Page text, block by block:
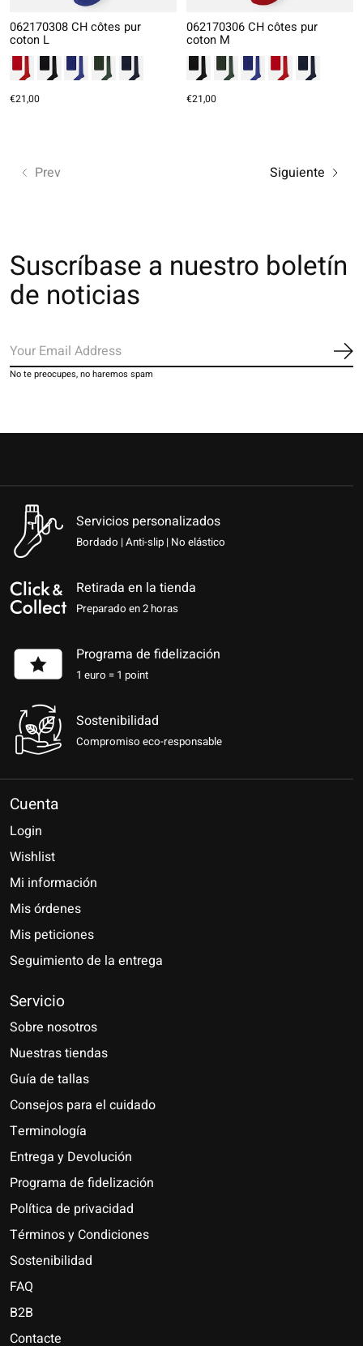
062170308 CH côtes pur
coton L
€21,00
062170306 CH côtes pur
coton M
€21,00
Prev Siguiente
Suscríbase a nuestro boletín
de noticias
No te preocupes, no haremos spam
Servicios personalizados
Bordado | Anti-slip | No elástico
Retirada en la tienda
Preparado en 2 horas
Programa de fidelización
1 euro = 1 point
Sostenibilidad
Compromiso eco-responsable
Cuenta
Login
Wishlist
Mi información
Mis órdenes
Mis peticiones
Seguimiento de la entrega
Servicio
Sobre nosotros
Nuestras tiendas
Guía de tallas
Consejos para el cuidado
Terminología
Entrega y Devolución
Programa de fidelización
Política de privacidad
Términos y Condiciones
Sostenibilidad
FAQ
B2B
Contacte